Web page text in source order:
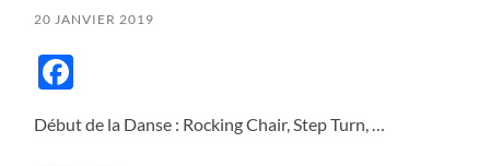
20 JANVIER 2019
Début de la Danse : Rocking Chair, Step Turn, …